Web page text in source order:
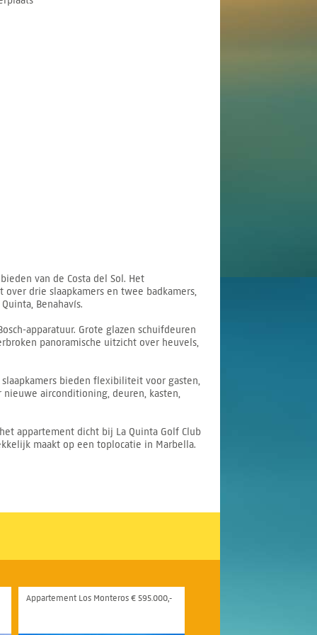
van de Costa del Sol. Het
drie slaapkamers en twee badkamers,
Benahavís.
apparatuur. Grote glazen schuifdeuren
panoramische uitzicht over heuvels,
bieden flexibiliteit voor gasten,
airconditioning, deuren, kasten,
appartement dicht bij La Quinta Golf Club
maakt op een toplocatie in Marbella.
Appartement Los Monteros € 595.000,-